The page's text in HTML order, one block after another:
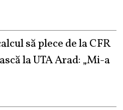
să plece de la CFR
la UTA Arad: „Mi-a